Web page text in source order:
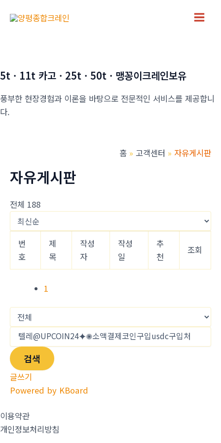
너
기
Main
5t · 11t 카고 · 25t · 50t · 맹꽁이크레인보유
풍부한 현장경험과 이론을 바탕으로 전문적인 서비스를 제공합니
다.
홈 고객센터 자유게시판
자유게시판
전체 188
번
호
제
목
작성
자
작성
일
추
천
조회
1
검색
글쓰기
Powered by KBoard
이용약관
개인정보처리방침